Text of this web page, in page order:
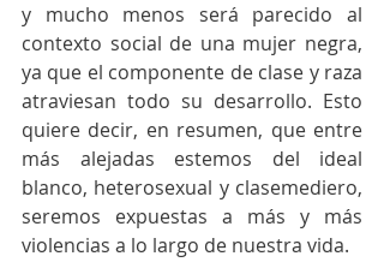
y mucho menos será parecido al
contexto social de una mujer negra,
ya que el componente de clase y raza
atraviesan todo su desarrollo. Esto
quiere decir, en resumen, que entre
más alejadas estemos del ideal
blanco, heterosexual y clasemediero,
seremos expuestas a más y más
violencias a lo largo de nuestra vida.